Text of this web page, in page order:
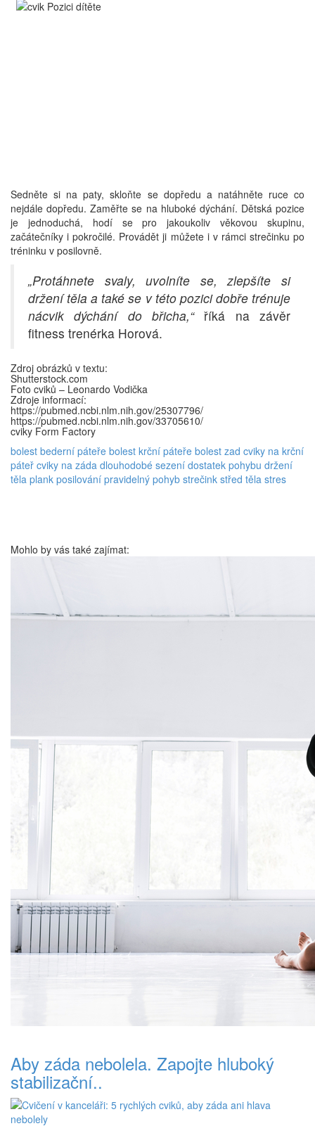
Sedněte si na paty, skloňte se dopředu a natáhněte ruce co
nejdále dopředu. Zaměřte se na hluboké dýchání. Dětská pozice
je jednoduchá, hodí se pro jakoukoliv věkovou skupinu,
začátečníky i pokročilé. Provádět ji můžete i v rámci strečinku po
tréninku v posilovně.
„Protáhnete svaly, uvolníte se, zlepšíte si
držení těla a také se v této pozici dobře trénuje
nácvik dýchání do břicha,“říká na závěr
fitness trenérka Horová.
Zdroj obrázků v textu:
Shutterstock.com
Foto cviků – Leonardo Vodička
Zdroje informací:
https://pubmed.ncbi.nlm.nih.gov/25307796/
https://pubmed.ncbi.nlm.nih.gov/33705610/
cviky Form Factory
bolest bederní páteře bolest krční páteře bolest zad cviky na krční
páteř cviky na záda dlouhodobé sezení dostatek pohybu držení
těla plank posilování pravidelný pohyb strečink střed těla stres
Mohlo by vás také zajímat:
Aby záda nebolela. Zapojte hluboký
stabilizační..